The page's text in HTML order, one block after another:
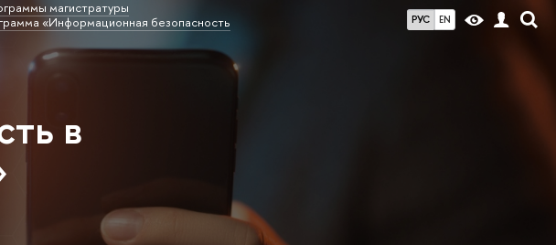
РУС EN
магистратуры
«Информационная безопасность
в